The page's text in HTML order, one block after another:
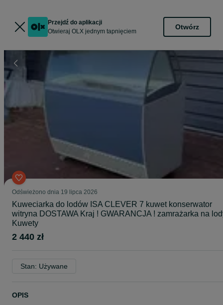
Przejdź do aplikacji
Otwieraj OLX jednym tapnięciem
Otwórz
Odświeżono dnia 19 lipca 2026
Kuweciarka do lodów ISA CLEVER 7 kuwet konserwator
witryna DOSTAWA Kraj ! GWARANCJA ! zamrażarka na
Kuwety
2 440 zł
Stan: Używane
OPIS